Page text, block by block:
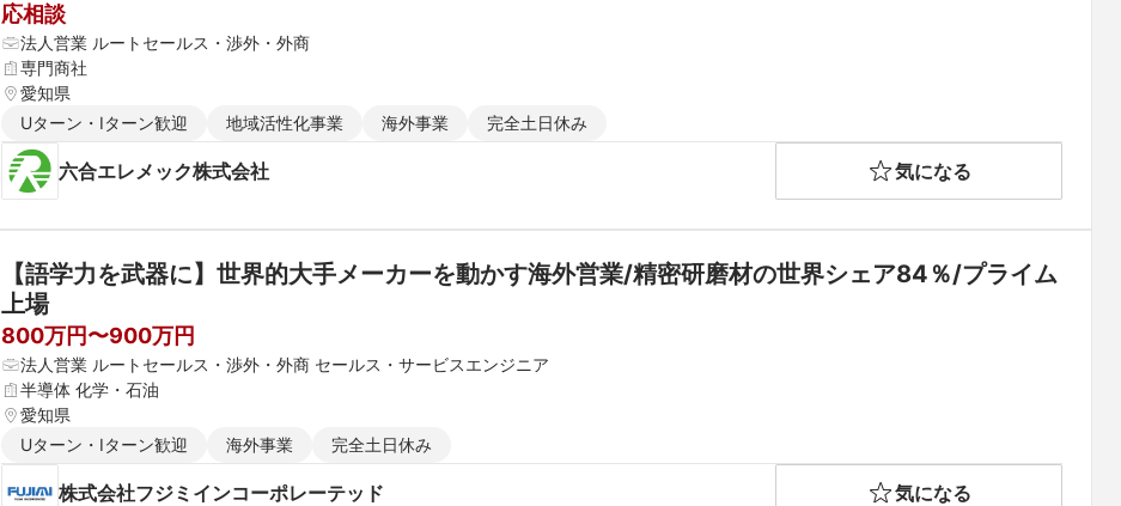
応相談
法人営業 ルートセールス・渉外・外商
専門商社
愛知県
Uターン・Iターン歓迎
地域活性化事業 海外事業 完全土日休み
六合エレメック株式会社 気になる
【語学力を武器に】世界的大手メーカーを動かす海外営業/精密研磨材の世界シェア84％/プライム
上場
800万円〜900万円
法人営業 ルートセールス・渉外・外商 セールス・サービスエンジニア
半導体 化学・石油
愛知県
Uターン・Iターン歓迎
海外事業 完全土日休み
株式会社フジミインコーポレーテッド 気になる